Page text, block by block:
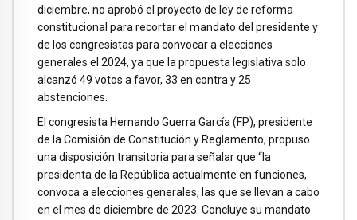
diciembre, no aprobó el proyecto de ley de reforma
constitucional para recortar el mandato del presidente y
de los congresistas para convocar a elecciones
generales el 2024, ya que la propuesta legislativa solo
alcanzó 49 votos a favor, 33 en contra y 25
abstenciones.
El congresista Hernando Guerra García (FP), presidente
de la Comisión de Constitución y Reglamento, propuso
una disposición transitoria para señalar que “la
presidenta de la República actualmente en funciones,
convoca a elecciones generales, las que se llevan a cabo
en el mes de diciembre de 2023. Concluye su mandato